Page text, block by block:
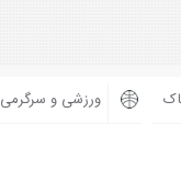
ورزشی و سرگرمی